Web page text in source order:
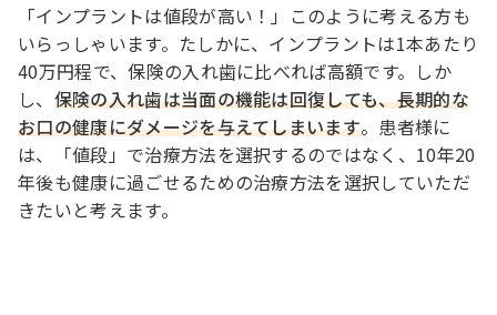
「インプラントは値段が高い！」このように考える方も
いらっしゃいます。たしかに、インプラントは1本あたり
40万円程で、保険の入れ歯に比べれば高額です。しか
し、 保険の入れ歯は当面の機能は回復しても、長期的な
お口の健康にダメージを与えてしまいます。患者様に
は、「値段」で治療方法を選択するのではなく、10年20
年後も健康に過ごせるための治療方法を選択していただ
きたいと考えます。